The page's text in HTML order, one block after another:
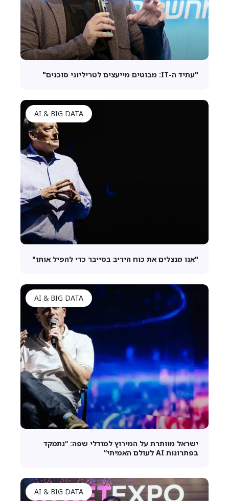
"עתיד ה-IT: מבוטים מייעצים לטריליוני סוכנים"
AI & BIG DATA
"אנו מנצלים את כוח היריב בסייבר כדי להפיל אותו"
AI & BIG DATA
ישראל מוותרת על המירוץ למודלי שפה: “נתמקד
בפתרונות AI לעולם האמיתי”
AI & BIG DATA